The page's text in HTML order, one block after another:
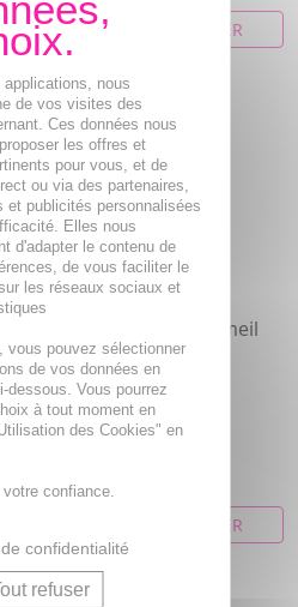
AJOUTER AU PANIER
NOUVEAU
ALVITYL Enfant Sommeil
125ml
Verveine, Camomille
matricaire, Magnésium
8,87€
AJOUTER AU PANIER
nous
de vos visites des
Ces données nous
les offres et
pour vous, et de
ou via des partenaires,
et publicités personnalisées
Elles nous
d'adapter le contenu de
de vous faciliter le
les réseaux sociaux et
vous pouvez sélectionner
de vos données en
Vous pourrez
à tout moment en
des Cookies" en
confiance.
confidentialité
refuser